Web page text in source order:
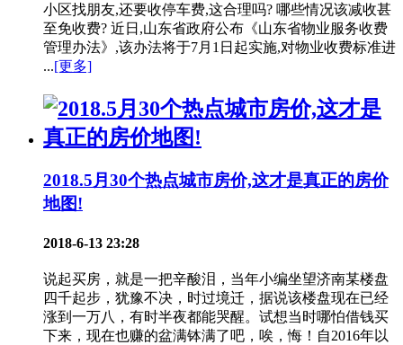
小区找朋友,还要收停车费,这合理吗? 哪些情况该减收甚
至免收费? 近日,山东省政府公布《山东省物业服务收费
管理办法》,该办法将于7月1日起实施,对物业收费标准进
...[更多]
2018.5月30个热点城市房价,这才是真正的房价
地图!
2018-6-13 23:28
说起买房，就是一把辛酸泪，当年小编坐望济南某楼盘
四千起步，犹豫不决，时过境迁，据说该楼盘现在已经
涨到一万八，有时半夜都能哭醒。试想当时哪怕借钱买
下来，现在也赚的盆满钵满了吧，唉，悔！自2016年以